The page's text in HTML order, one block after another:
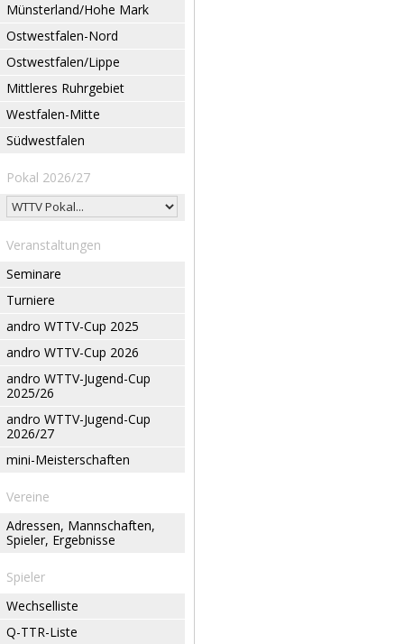
Münsterland/Hohe Mark
Ostwestfalen-Nord
Ostwestfalen/Lippe
Mittleres Ruhrgebiet
Westfalen-Mitte
Südwestfalen
Pokal 2026/27
Veranstaltungen
Seminare
Turniere
andro WTTV-Cup 2025
andro WTTV-Cup 2026
andro WTTV-Jugend-Cup
2025/26
andro WTTV-Jugend-Cup
2026/27
mini-Meisterschaften
Vereine
Adressen, Mannschaften,
Spieler, Ergebnisse
Spieler
Wechselliste
Q-TTR-Liste